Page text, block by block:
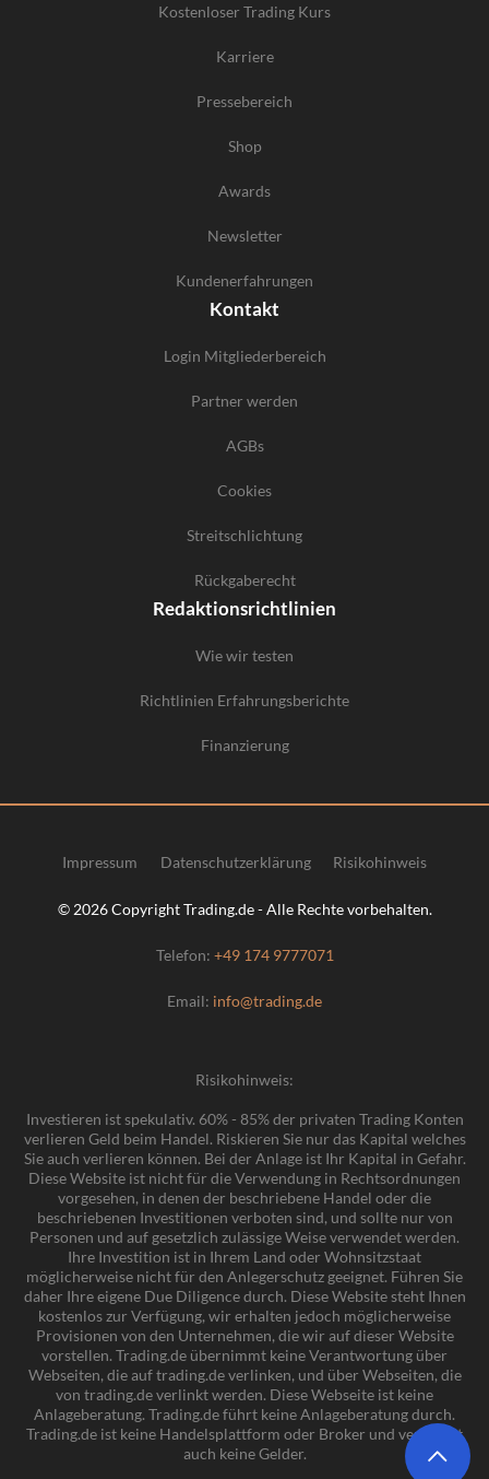
Kostenloser Trading Kurs
Karriere
Pressebereich
Shop
Awards
Newsletter
Kundenerfahrungen
Kontakt
Login Mitgliederbereich
Partner werden
AGBs
Cookies
Streitschlichtung
Rückgaberecht
Redaktionsrichtlinien
Wie wir testen
Richtlinien Erfahrungsberichte
Finanzierung
© 2026 Copyright Trading.de - Alle Rechte vorbehalten.
Telefon: +49 174 9777071
Email: info@trading.de
Impressum Datenschutzerklärung Risikohinweis
Risikohinweis:
Investieren ist spekulativ. 60% - 85% der privaten Trading Konten
verlieren Geld beim Handel. Riskieren Sie nur das Kapital welches
Sie auch verlieren können. Bei der Anlage ist Ihr Kapital in Gefahr.
Diese Website ist nicht für die Verwendung in Rechtsordnungen
vorgesehen, in denen der beschriebene Handel oder die
beschriebenen Investitionen verboten sind, und sollte nur von
Personen und auf gesetzlich zulässige Weise verwendet werden.
Ihre Investition ist in Ihrem Land oder Wohnsitzstaat
möglicherweise nicht für den Anlegerschutz geeignet. Führen Sie
daher Ihre eigene Due Diligence durch. Diese Website steht Ihnen
kostenlos zur Verfügung, wir erhalten jedoch möglicherweise
Provisionen von den Unternehmen, die wir auf dieser Website
vorstellen. Trading.de übernimmt keine Verantwortung über
Webseiten, die auf trading.de verlinken, und über Webseiten, die
von trading.de verlinkt werden. Diese Webseite ist keine
Anlageberatung. Trading.de führt keine Anlageberatung durch.
Trading.de ist keine Handelsplattform oder Broker und verwaltet
auch keine Gelder.